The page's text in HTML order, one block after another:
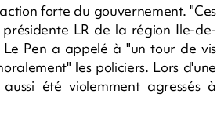
forte du gouvernement. "Ces
LR de la région Ile-de-
Pen a appelé à "un tour de vis
les policiers. Lors d'une
été violemment agressés à